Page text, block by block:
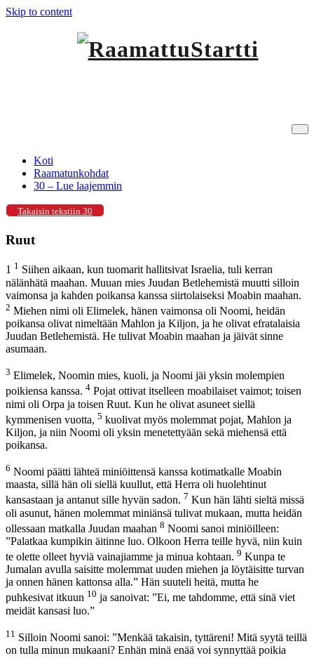
Skip to content
Koti
Raamatunkohdat
30 – Lue laajemmin
Takaisin tekstiin 30
Ruut
1 1 Siihen aikaan, kun tuomarit hallitsivat Israelia, tuli kerran
nälänhätä maahan. Muuan mies Juudan Betlehemistä muutti silloin
vaimonsa ja kahden poikansa kanssa siirtolaiseksi Moabin maahan.
2 Miehen nimi oli Elimelek, hänen vaimonsa oli Noomi, heidän
poikansa olivat nimeltään Mahlon ja Kiljon, ja he olivat efratalaisia
Juudan Betlehemistä. He tulivat Moabin maahan ja jäivät sinne
asumaan.
3 Elimelek, Noomin mies, kuoli, ja Noomi jäi yksin molempien
poikiensa kanssa. 4 Pojat ottivat itselleen moabilaiset vaimot; toisen
nimi oli Orpa ja toisen Ruut. Kun he olivat asuneet siellä
kymmenisen vuotta, 5 kuolivat myös molemmat pojat, Mahlon ja
Kiljon, ja niin Noomi oli yksin menetettyään sekä miehensä että
poikansa.
6 Noomi päätti lähteä miniöittensä kanssa kotimatkalle Moabin
maasta, sillä hän oli siellä kuullut, että Herra oli huolehtinut
kansastaan ja antanut sille hyvän sadon. 7 Kun hän lähti sieltä missä
oli asunut, hänen molemmat miniänsä tulivat mukaan, mutta heidän
ollessaan matkalla Juudan maahan 8 Noomi sanoi miniöilleen:
”Palatkaa kumpikin äitinne luo. Olkoon Herra teille hyvä, niin kuin
te olette olleet hyviä vainajiamme ja minua kohtaan. 9 Kunpa te
Jumalan avulla saisitte molemmat uuden miehen ja löytäisitte turvan
ja onnen hänen kattonsa alla.” Hän suuteli heitä, mutta he
puhkesivat itkuun 10 ja sanoivat: ”Ei, me tahdomme, että sinä viet
meidät kansasi luo.”
11 Silloin Noomi sanoi: ”Menkää takaisin, tyttäreni! Mitä syytä teillä
on tulla minun mukaani? Enhän minä enää voi synnyttää poikia